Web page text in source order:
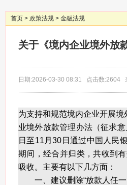
首页 > 政策法规 > 金融法规
关于《境内企业境外放
日期:2026-03-30 08:31 点击数:2604
为支持和规范境内企业开展
业境外放款管理办法（征求
日至11月30日通过中国人民
期间，经合并归类，共收到
吸收。主要有以下几方面：
一、建议删除“放款人任一